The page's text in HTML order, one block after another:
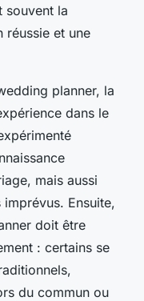
souvent la
réussie et une
planner, la
dans le
mais aussi
Ensuite,
doit être
: certains se
du commun ou